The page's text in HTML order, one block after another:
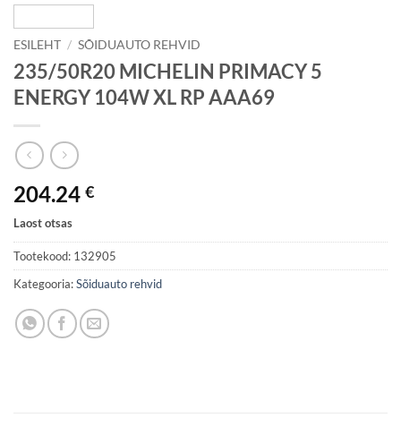
ESILEHT / SÕIDUAUTO REHVID
235/50R20 MICHELIN PRIMACY 5
ENERGY 104W XL RP AAA69
204.24 €
Laost otsas
Tootekood: 132905
Kategooria:Sõiduauto rehvid